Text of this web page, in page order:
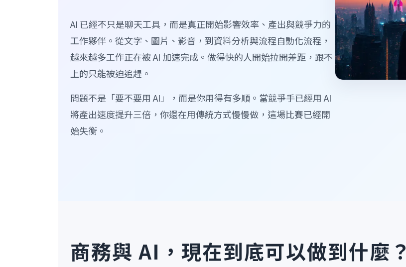
AI 已經不只是聊天工具，而是真正開始影響效率、產出與競爭力的
工作夥伴。從文字、圖片、影音，到資料分析與流程自動化流程，
越來越多工作正在被 AI 加速完成。做得快的人開始拉開差距，跟不
上的只能被迫追趕。
問題不是「要不要用 AI」，而是你用得有多順。當競爭手已經用 AI
將產出速度提升三倍，你還在用傳統方式慢慢做，這場比賽已經開
始失衡。
商務與 AI，現在到底可以做到什麼？